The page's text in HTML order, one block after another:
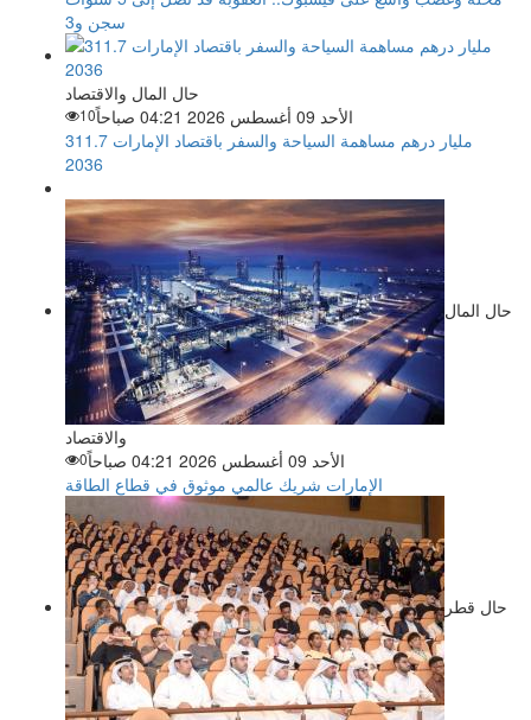
سجن و3
حال المال والاقتصاد
الأحد 09 أغسطس 2026 04:21 صباحاً
10
311.7 مليار درهم مساهمة السياحة والسفر باقتصاد الإمارات
2036
حال المال
والاقتصاد
الأحد 09 أغسطس 2026 04:21 صباحاً
0
الإمارات شريك عالمي موثوق في قطاع الطاقة
حال قطر